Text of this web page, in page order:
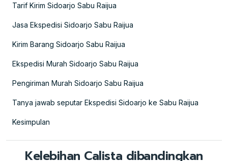
Tarif Kirim Sidoarjo Sabu Raijua
Jasa Ekspedisi Sidoarjo Sabu Raijua
Kirim Barang Sidoarjo Sabu Raijua
Ekspedisi Murah Sidoarjo Sabu Raijua
Pengiriman Murah Sidoarjo Sabu Raijua
Tanya jawab seputar Ekspedisi Sidoarjo ke Sabu Raijua
Kesimpulan
Kelebihan Calista dibandingkan